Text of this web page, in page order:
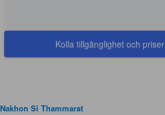
Kolla tillgänglighet och priser
Nakhon Si Thammarat